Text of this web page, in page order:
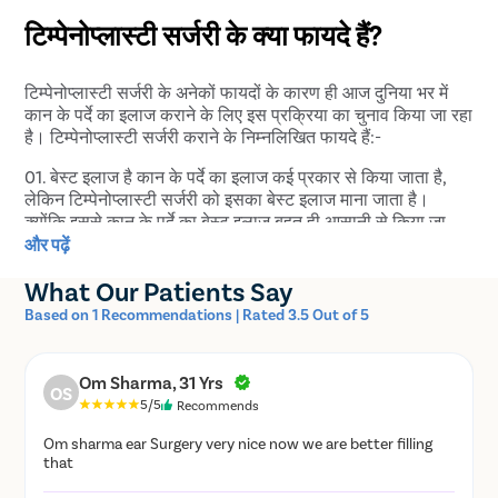
टिम्पेनोप्लास्टी सर्जरी के क्या फायदे हैं?
टिम्पेनोप्लास्टी सर्जरी के अनेकों फायदों के कारण ही आज दुनिया भर में
कान के पर्दे का इलाज कराने के लिए इस प्रक्रिया का चुनाव किया जा रहा
है। टिम्पेनोप्लास्टी सर्जरी कराने के निम्नलिखित फायदे हैं:-
01. बेस्ट इलाज है कान के पर्दे का इलाज कई प्रकार से किया जाता है,
लेकिन टिम्पेनोप्लास्टी सर्जरी को इसका बेस्ट इलाज माना जाता है।
क्योंकि इससे कान के पर्दे का बेस्ट इलाज बहुत ही आसानी से किया जा
सकता है।
02. छोटा सा कट लगता है इस सर्जरी के दौरान मरीज के कान के पीछे एक
छोटा सा कट लगता है, जिसे सर्जरी खत्म होने के बाद टांकों से बंद कर दिया
जाता है। कट छोटा होने के कारण इंफेक्शन होने का खतरा लगभग शून्य
03. दर्द नहीं होता है टिम्पेनोप्लास्टी को शुरू करने से पहले डॉक्टर मरीज
को लोकल या जनरल एनेस्थीसिया देते हैं जिससे सर्जरी के दौरान होने वाले
दर्द का खतरा खत्म हो जाता है।
04. ब्लीडिंग नहीं होती है दर्द नहीं होने के साथ-साथ इस सर्जरी के दौरान
और पढ़ें
What Our Patients Say
Based on 1 Recommendations | Rated 3.5 Out of 5
OS Om Sharma, 31 Yrs
5/5 Recommends
Om sharma ear Surgery very nice now we are better filling
that